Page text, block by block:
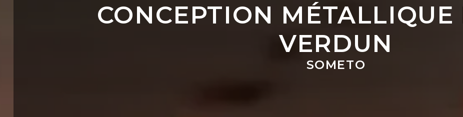
CONCEPTION MÉTALLIQUE
VERDUN
SOMETO